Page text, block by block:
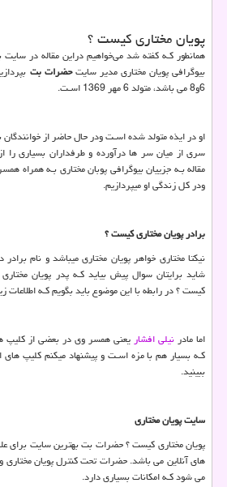
پویان مختاری کیست ؟
همانطور کـه کفته شد می‌خواهیم دراین مقاله در
بیوگرافی پویان مختاری مدیر سایتحضرات بت
6و8 می باشد، متولد 6 مهر 1369 اسـت.
او در ایذه متولد شده اسـت ودر حال حاضر از
سری از میان سر ها درآورده و طرفداران بسیاری را
مقاله بـه جزییان بیوگرافی پوبان مختاری بـه همراه
ودر کل زندگی او میپردازیم.
برادر پویان مختاری کیست ؟
نیکتا مختاری خواهر پویان مختاری میباشد و نام
شاید برایتان سوال پیش بیاید کـه پدر پویان
کیست ؟ در رابطه با این موضوع باید بگویم کـه
اما مادرنیلی افشاریعنی همسر وی در بعضی از کلیپ
کـه بسیار هم با مزه اسـت و پیشنهاد میکنم کلیپ هاي‌
ببینید.
سایت پویان مختاری
پویان مختاری کیست ؟ حضرات بت بهترین سایت برای
هاي آنلاین می باشد. حضرات تحت کنترل پویان
می شود کـه امکانات بسیاری دارد.